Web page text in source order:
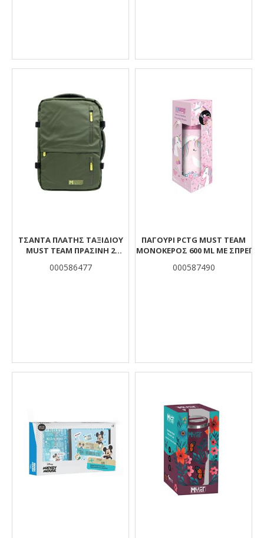
ΤΣΆΝΤΑ ΠΛΆΤΗΣ ΤΑΞΙΔΊΟΥ
MUST TEAM ΠΡΆΣΙΝΗ 2
000586477
ΠΑΓΟΎΡΙ PCTG MUST TEAM
ΜΟΝΌΚΕΡΟΣ 600 ML ΜΕ ΣΠΡΈΙ
000587490